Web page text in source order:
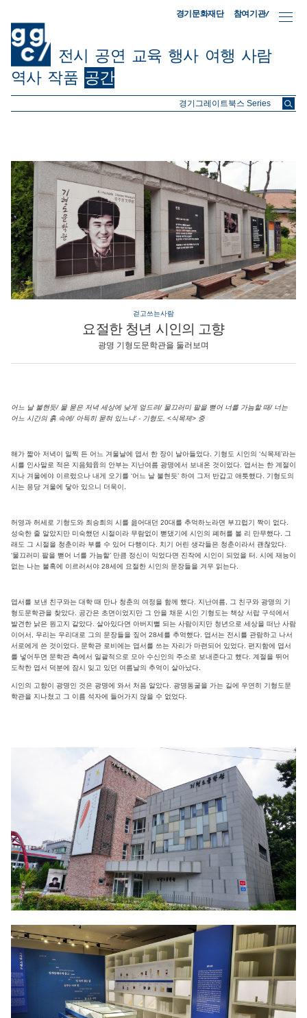
경기문화재단 참여기관/
전시 공연 교육 행사 여행 사람
역사 작품 공간
ggc/
걷고쓰는사람
요절한 청년 시인의 고향
광명 기형도문학관을 둘러보며
어느 날 불현듯/ 물 묻은 저녁 세상에 낮게 엎드려/ 물끄러미 팔을 뻗어 너를 가늠할 때/ 너는
어느 시간의 흙 속에/ 아득히 묻혀 있느냐’ - 기형도, <식목제> 중
해가 짧아 저녁이 일찍 든 어느 겨울날에 엽서 한 장이 날아들었다. 기형도 시인의 ‘식목제’라는
시를 인사말로 적은 지음知音의 안부는 지난여름 광명에서 보내온 것이었다. 엽서는 한 계절이
지나 겨울에야 이르렀으나 내게 오기를 ‘어느 날 불현듯’ 하여 그저 반갑고 애틋했다. 기형도의
시는 응당 겨울에 닿아 있으니 더욱이.
허영과 허세로 기형도와 최승희의 시를 읊어대던 20대를 추억하노라면 부끄럽기 짝이 없다.
성숙한 줄 알았지만 미숙했던 시절이라 무람없이 뻗댔기에 시인의 폐허를 볼 리 만무했다. 그
래도 그 시절을 청춘이라 부를 수 있어 다행이다. 치기 어린 생각들은 청춘이라서 괜찮았다.
‘물끄러미 팔을 뻗어 너를 가늠할’ 만큼 정신이 익었다면 진작에 시인이 되었을 터. 시에 재능이
없는 나는 불혹에 이르러서야 28세에 요절한 시인의 문장들을 겨우 읽는다.
엽서를 보낸 친구와는 대학 때 만나 청춘의 여정을 함께 했다. 지난여름, 그 친구와 광명의 기
형도문학관을 찾았다. 공간은 초면이었지만 그 안을 채운 시인 기형도는 책상 서랍 구석에서
발견한 낡은 원고지 같았다. 살아있다면 아버지뻘 되는 사람이지만 청년으로 세상을 떠난 사람
이어서, 우리는 우리대로 그의 문장들을 짚어 28세를 추억했다. 엽서는 전시를 관람하고 나서
서로에게 쓴 것이었다. 문학관 로비에는 엽서를 쓰는 자리가 마련되어 있었다. 편지함에 엽서
를 넣어두면 문학관 측에서 일괄적으로 모아 수신인의 주소로 보내준다고 했다. 계절을 뛰어
도착한 엽서 덕분에 잠시 잊고 있던 여름날의 추억이 살아났다.
시인의 고향이 광명인 것은 광명에 와서 처음 알았다. 광명동굴을 가는 길에 우연히 기형도문
학관을 지나쳤고 그 이름 석자에 들어가지 않을 수 없었다.